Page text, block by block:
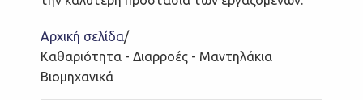
Αρχική σελίδα
Καθαριότητα - Διαρροές - Μαντηλάκια
Βιομηχανικά